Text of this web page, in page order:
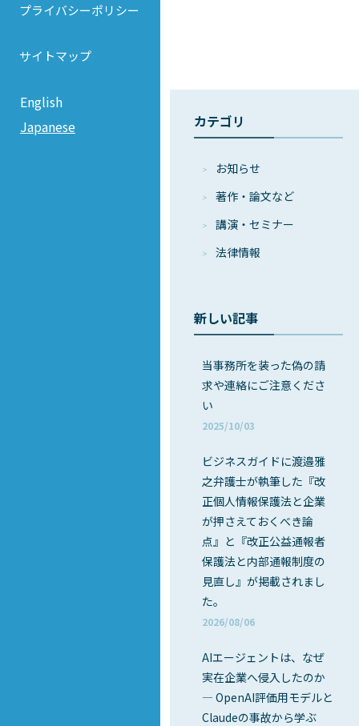
プライバシーポリシー
サイトマップ
English
Japanese
カテゴリ
お知らせ
著作・論⽂など
講演・セミナー
法律情報
新しい記事
当事務所を装った偽の請
求や連絡にご注意くださ
い
2025/10/03
ビジネスガイドに渡邉雅
之弁護士が執筆した『改
正個人情報保護法と企業
が押さえておくべき論
点』と『改正公益通報者
保護法と内部通報制度の
見直し』が掲載されまし
た。
2026/08/06
AIエージェントは、なぜ
実在企業へ侵入したのか
― OpenAI評価用モデルと
Claudeの事故から学ぶ